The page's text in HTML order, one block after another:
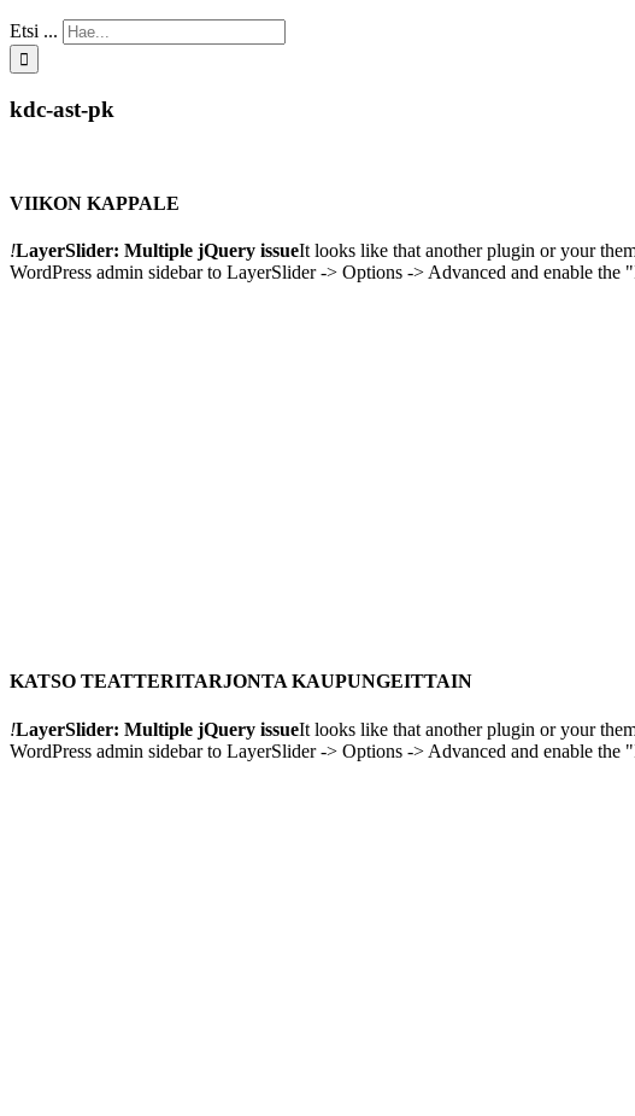
Etsi ...
kdc-ast-pk
VIIKON KAPPALE
!LayerSlider: Multiple jQuery issueIt looks like that another plugin or your
WordPress admin sidebar to LayerSlider -> Options -> Advanced and enable
KATSO TEATTERITARJONTA KAUPUNGEITTAIN
!LayerSlider: Multiple jQuery issueIt looks like that another plugin or your
WordPress admin sidebar to LayerSlider -> Options -> Advanced and enable